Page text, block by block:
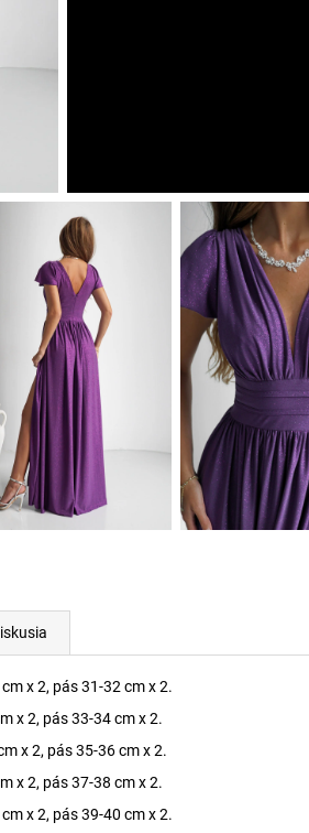
x 2, pás 31-32 cm x 2.
x 2, pás 33-34 cm x 2.
x 2, pás 35-36 cm x 2.
x 2, pás 37-38 cm x 2.
x 2, pás 39-40 cm x 2.